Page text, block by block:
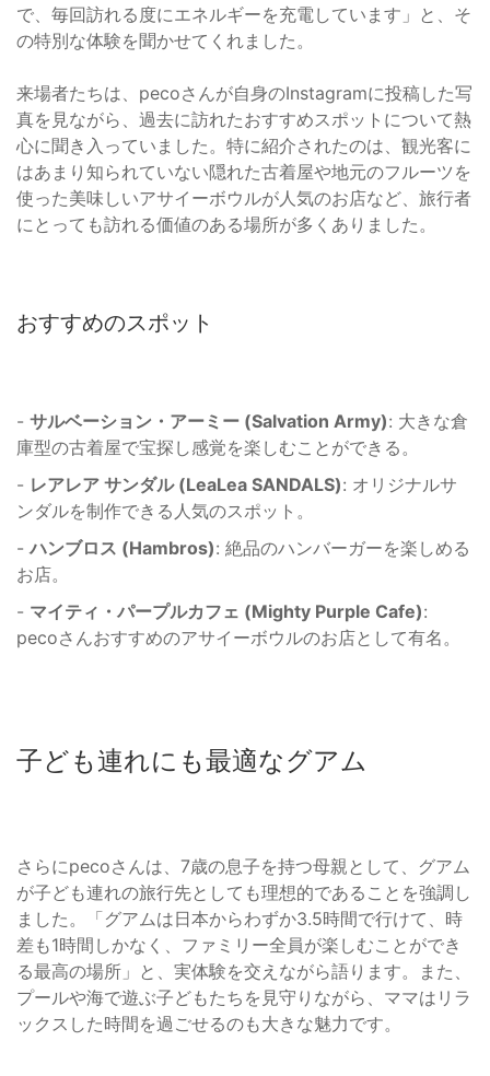
で、毎回訪れる度にエネルギーを充電しています」と、そ
の特別な体験を聞かせてくれました。
来場者たちは、pecoさんが自身のInstagramに投稿した写
真を見ながら、過去に訪れたおすすめスポットについて熱
心に聞き入っていました。特に紹介されたのは、観光客に
はあまり知られていない隠れた古着屋や地元のフルーツを
使った美味しいアサイーボウルが人気のお店など、旅行者
にとっても訪れる価値のある場所が多くありました。
おすすめのスポット
- サルベーション・アーミー (Salvation Army): 大きな倉
庫型の古着屋で宝探し感覚を楽しむことができる。
- レアレア サンダル (LeaLea SANDALS): オリジナルサ
ンダルを制作できる人気のスポット。
-ハンブロス (Hambros): 絶品のハンバーガーを楽しめる
お店。
- マイティ・パープルカフェ (Mighty Purple Cafe):
pecoさんおすすめのアサイーボウルのお店として有名。
子ども連れにも最適なグアム
さらにpecoさんは、7歳の息子を持つ母親として、グアム
が子ども連れの旅行先としても理想的であることを強調し
ました。「グアムは日本からわずか3.5時間で行けて、時
差も1時間しかなく、ファミリー全員が楽しむことができ
る最高の場所」と、実体験を交えながら語ります。また、
プールや海で遊ぶ子どもたちを見守りながら、ママはリラ
ックスした時間を過ごせるのも大きな魅力です。